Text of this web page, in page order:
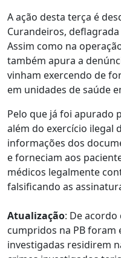
A ação desta terça é
Curandeiros,
Assim como na
também apura a
vinham exercendo de
em unidades de saúde
Pelo que já foi apurado
além do exercício ilegal
informações dos
e forneciam aos
médicos legalmente
falsificando as
Atualização: De acordo
cumpridos na PB foram
investigadas residirem